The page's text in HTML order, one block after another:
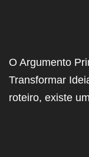
O Argumento
Transformar
roteiro, existe